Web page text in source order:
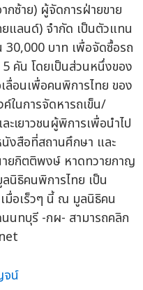
กซ้าย) ผู้จัดการฝ่ายขาย
ยแลนด์) จำกัด เป็นตัวแทน
บาท เพื่อจัดซื้อรถ
คัน โดยเป็นส่วนหนึ่งของ
ลื่อนเพื่อคนพิการไทย ของ
ในการจัดหารถเข็น/
เยาวชนผู้พิการเพื่อนำไป
นังสือที่สถานศึกษา และ
ายกิตติพงษ์ หาดทวายกาญ
นิธิคนพิการไทย เป็น
มื่อเร็วๆ นี้ ณ มูลนิธิคน
นทบุรี -กผ- สามารถคลิก
จน์